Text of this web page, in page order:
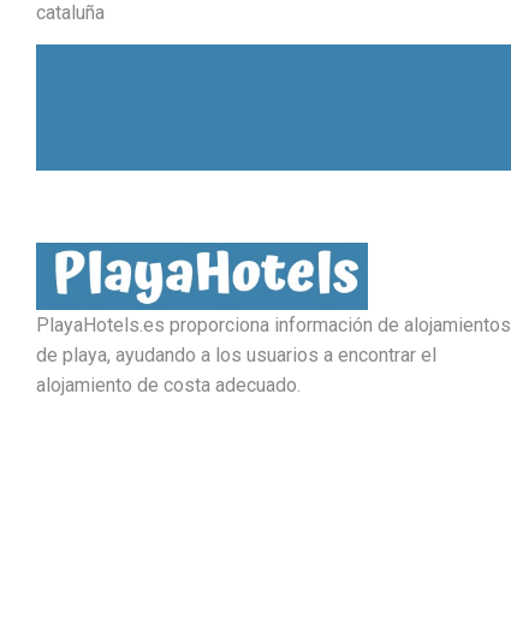
PlayaHotels.es proporciona información de alojamientos
de playa, ayudando a los usuarios a encontrar el
alojamiento de costa adecuado.